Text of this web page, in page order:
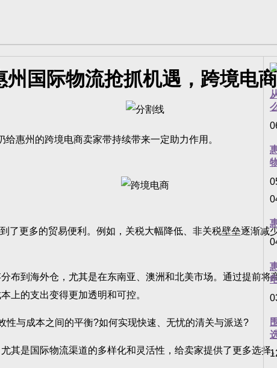
州国际物流抢抓机遇，跨境电
州的跨境电商卖家带持续带来一定助力作用。
更多的贸易便利。例如，关税大幅降低、非关税壁垒逐渐减
到海外仓，尤其是在东南亚、澳洲和北美市场。通过提前将
上的支出变得更加透明和可控。
与成本之间的平衡?如何实现快速、无忧的清关与派送?
是国际物流渠道的多样化和灵活性，给卖家提供了更多选择